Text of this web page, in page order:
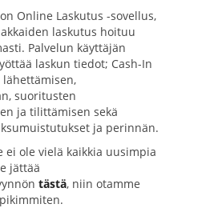
Online Laskutus -sovellus,
laskutus hoituu
Palvelun käyttäjän
laskun tiedot; Cash-In
suoritusten
ja tilittämisen sekä
ja perinnän.
ei ole vielä kaikkia uusimpia
jättää
tästä, niin otamme